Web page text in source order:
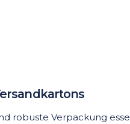
robuste Verpackung